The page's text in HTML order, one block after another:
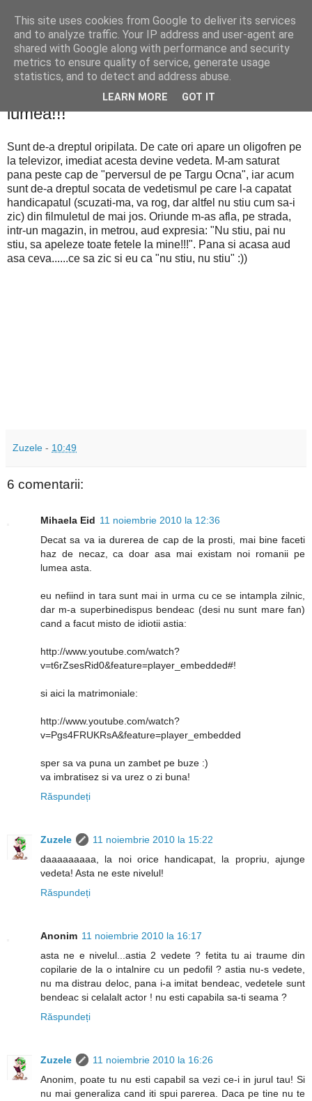
PentruDive.ro
joi, 11 noiembrie 2010
Nu stiu ce sa mai zic..... a innebunit
lumea!!!
Sunt de-a dreptul oripilata. De cate ori apare un oligofren pe
la televizor, imediat acesta devine vedeta. M-am saturat
pana peste cap de "perversul de pe Targu Ocna", iar acum
sunt de-a dreptul socata de vedetismul pe care l-a capatat
handicapatul (scuzati-ma, va rog, dar altfel nu stiu cum sa-i
zic) din filmuletul de mai jos. Oriunde m-as afla, pe strada,
intr-un magazin, in metrou, aud expresia: "Nu stiu, pai nu
stiu, sa apeleze toate fetele la mine!!!". Pana si acasa aud
asa ceva......ce sa zic si eu ca "nu stiu, nu stiu" :))
Zuzele - 10:49
6 comentarii:
Mihaela Eid 11 noiembrie 2010 la 12:36
Decat sa va ia durerea de cap de la prosti, mai bine faceti
haz de necaz, ca doar asa mai existam noi romanii pe
lumea asta.
eu nefiind in tara sunt mai in urma cu ce se intampla zilnic,
dar m-a superbinedispus bendeac (desi nu sunt mare fan)
cand a facut misto de idiotii astia:
http://www.youtube.com/watch?
v=t6rZsesRid0&feature=player_embedded#!
si aici la matrimoniale:
http://www.youtube.com/watch?
v=Pgs4FRUKRsA&feature=player_embedded
sper sa va puna un zambet pe buze :)
va imbratisez si va urez o zi buna!
Răspundeți
Zuzele
11 noiembrie 2010 la 15:22
daaaaaaaaa, la noi orice handicapat, la propriu, ajunge
vedeta! Asta ne este nivelul!
Răspundeți
Anonim 11 noiembrie 2010 la 16:17
asta ne e nivelul...astia 2 vedete ? fetita tu ai traume din
copilarie de la o intalnire cu un pedofil ? astia nu-s vedete,
nu ma distrau deloc, pana i-a imitat bendeac, vedetele sunt
bendeac si celalalt actor ! nu esti capabila sa-ti seama ?
Răspundeți
Zuzele
11 noiembrie 2010 la 16:26
Anonim, poate tu nu esti capabil sa vezi ce-i in jurul tau! Si
nu mai generaliza cand iti spui parerea. Daca pe tine nu te
This site uses cookies from Google to deliver its services
and to analyze traffic. Your IP address and user-agent are
shared with Google along with performance and security
metrics to ensure quality of service, generate usage
statistics, and to detect and address abuse.
LEARN MORE GOT IT